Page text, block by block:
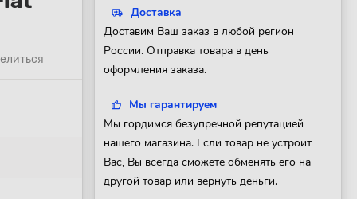
Доставка
Доставим Ваш заказ в любой регион
России. Отправка товара в день
оформления заказа.
Мы гарантируем
Мы гордимся безупречной репутацией
нашего магазина. Если товар не устроит
Вас, Вы всегда сможете обменять его на
другой товар или вернуть деньги.